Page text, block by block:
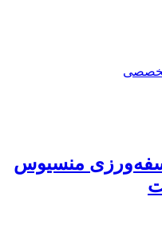
تخصصی
منسیوس